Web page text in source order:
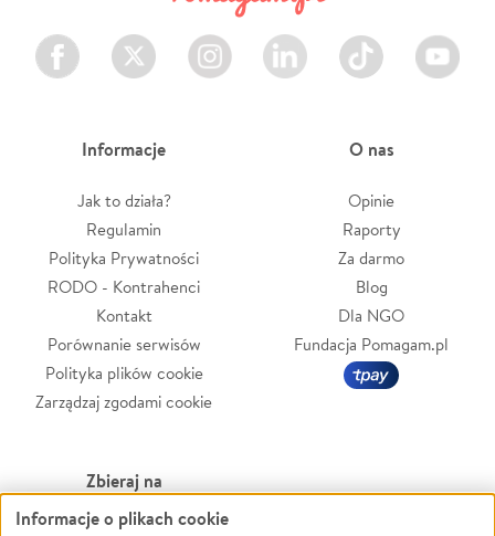
Facebook Twitter Instagram LinkedIn TikTok Youtube
Informacje
Jak to działa?
Regulamin
Polityka Prywatności
RODO - Kontrahenci
Kontakt
Porównanie serwisów
Polityka plików cookie
Zarządzaj zgodami cookie
O nas
Opinie
Raporty
Za darmo
Blog
Dla NGO
Fundacja Pomagam.pl
Zbieraj na
Leczenie
Informacje o plikach cookie